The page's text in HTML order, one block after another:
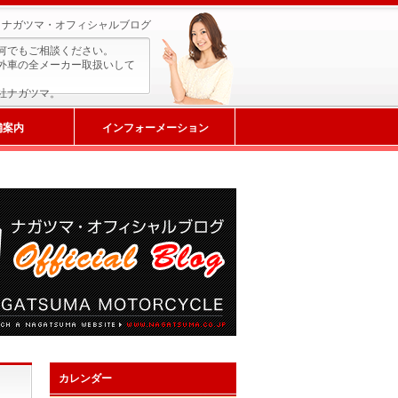
ナガツマ・オフィシャルブログ
もご相談ください。
車の全メーカー取扱いして
ナガツマ。
案内 インフォーメーション
カレンダー